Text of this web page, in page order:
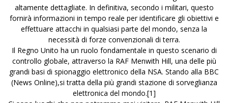
altamente dettagliate. In definitiva, secondo i militari, questo
fornirà informazioni in tempo reale per identificare gli obiettivi e
effettuare attacchi in qualsiasi parte del mondo, senza la
necessità di forze convenzionali di terra.
Il Regno Unito ha un ruolo fondamentale in questo scenario di
controllo globale, attraverso la RAF Menwith Hill, una delle più
grandi basi di spionaggio elettronico della NSA. Stando alla BBC
(News Online),si tratta della più grandi stazione di sorveglianza
elettronica del mondo.[1]